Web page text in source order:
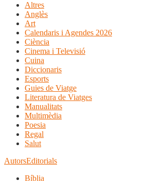
Altres
Anglès
Art
Calendaris i Agendes 2026
Ciència
Cinema i Televisió
Cuina
Diccionaris
Esports
Guies de Viatge
Literatura de Viatges
Manualitats
Multimèdia
Poesia
Regal
Salut
AutorsEditorials
Bíblia